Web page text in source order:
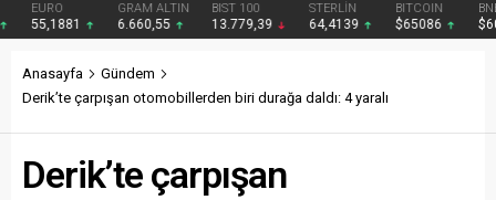
EURO
55,1881
GRAM ALTIN
6.660,55
BIST 100
13.779,39
STERLİN
64,4139
BITCOIN
$65086
BNB
Anasayfa
Gündem
Derik’te çarpışan otomobillerden biri durağa daldı: 4 yaralı
Derik’te çarpışan